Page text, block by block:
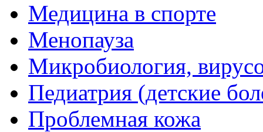
Медицина в спорте
Менопауза
Микробиология,
Педиатрия (детские
Проблемная кожа